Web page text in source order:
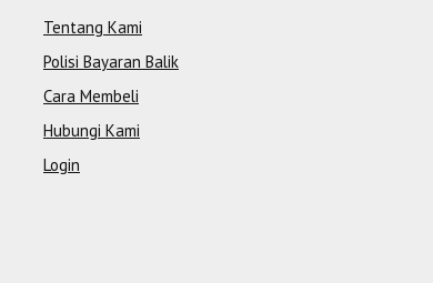
Tentang Kami
Polisi Bayaran Balik
Cara Membeli
Hubungi Kami
Login